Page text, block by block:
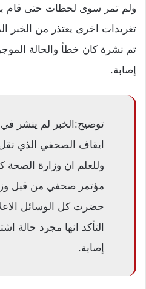
ولم تمر سوى لحظات حتى قام
تغريدات اخرى يعتذر من الخبر
تم نشرة كان خطأ والحالة
إصابة.
توضيح:الخبر لم ينشر في
ايقاف الصحفي الذي
وللعلم ان وزارة
مؤتمر صحفي من قبل
حضرت كل الوسائل
التأكد انها مجرد حالة
إصابة.